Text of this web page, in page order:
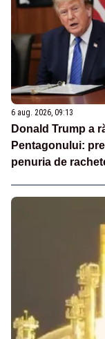
6 aug. 2026, 09:13
Donald Trump a
Pentagonului:
penuria de